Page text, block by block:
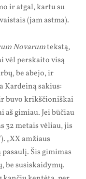
ir atgal, kartu su
(jam astma).
Novarumtekstą,
vėl perskaito visą
be abejo, ir
Kardeiną sakius:
ir buvo krikščioniškai
aš gimiau. Jei būčiau
32 metais vėliau, jis
„XX amžiaus
Šis gimimas
be susiskaidymų.